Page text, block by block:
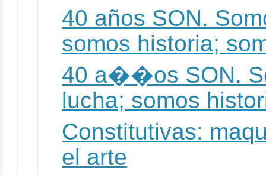
40 años SON.
somos historia;
40 a��os SON.
lucha; somos
Constitutivas:
el arte